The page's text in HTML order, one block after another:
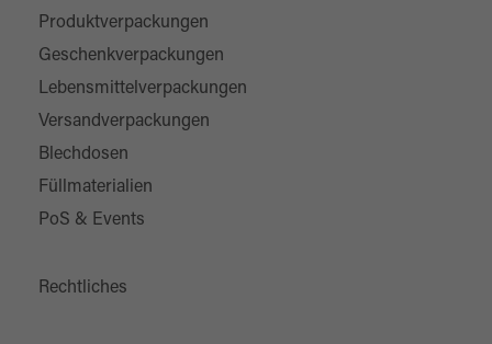
Produktverpackungen
Geschenkverpackungen
Lebensmittelverpackungen
Versandverpackungen
Blechdosen
Füllmaterialien
PoS & Events
Rechtliches